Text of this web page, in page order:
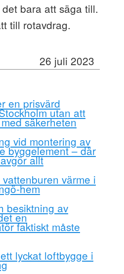
bara att säga till.
till rotavdrag.
26 juli 2023
en prisvärd
utan att
säkerheten
vid montering av
byggelement – där
allt
värme i
hem
besiktning av
en
faktiskt måste
lyckat loftbygge i